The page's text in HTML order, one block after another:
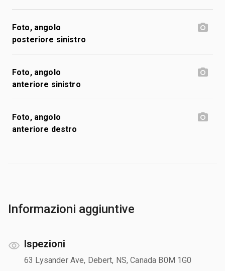
Foto, angolo
posteriore sinistro
Foto, angolo
anteriore sinistro
Foto, angolo
anteriore destro
Informazioni aggiuntive
Ispezioni
63 Lysander Ave, Debert, NS, Canada B0M 1G0